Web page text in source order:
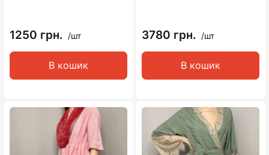
1250 грн. /шт
В кошик
3780 грн. /шт
В кошик